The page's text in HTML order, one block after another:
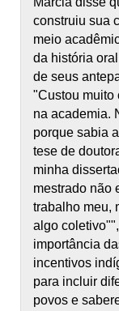
construiu sua
meio
da história
de seus
"Custou muito
na academia.
porque sabia
tese de
minha
mestrado não
trabalho meu,
algo
importância
incentivos
para incluir
povos e